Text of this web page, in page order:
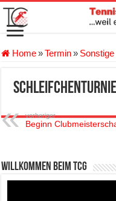
Home»Termin» Sonstige
vorheriger
Beginn
Willkommen beim TCG